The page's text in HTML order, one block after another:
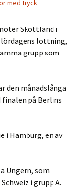
med tryck
Skottland i
lördagens lottning,
grupp som
den månadslånga
finalen på Berlins
i Hamburg, en av
Ungern, som
i grupp A.